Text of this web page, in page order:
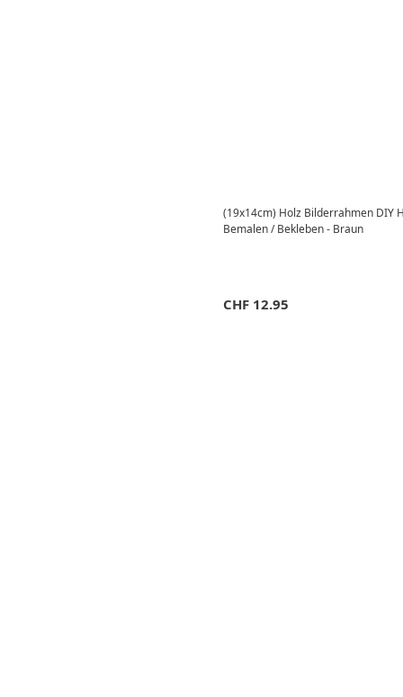
(19x14cm) Holz Bilderrahmen DIY
Bemalen / Bekleben - Braun
CHF 12.95